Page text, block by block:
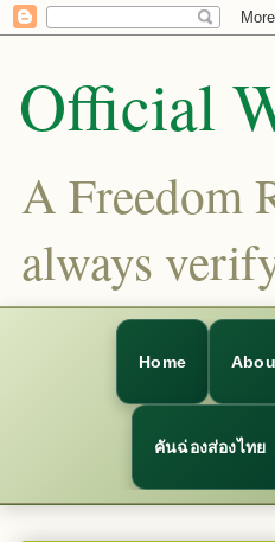
Official
A Freedom
always
Home
คันฉ่องส่องไทย